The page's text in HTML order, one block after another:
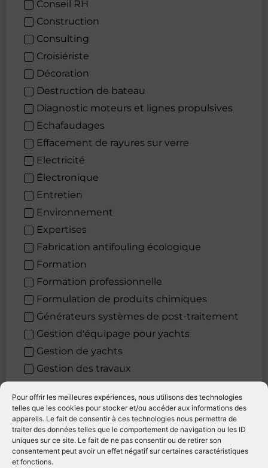
Pour offrir les meilleures expériences, nous utilisons des technologies
telles que les cookies pour stocker et/ou accéder aux informations des
appareils. Le fait de consentir à ces technologies nous permettra de
traiter des données telles que le comportement de navigation ou les ID
uniques sur ce site. Le fait de ne pas consentir ou de retirer son
consentement peut avoir un effet négatif sur certaines caractéristiques
et fonctions.
Conseil RH
Construction
Consulting
Croisiériste
Décoration
Destruction de bateau
Diagnostic moteurs et lignes propulsives
Echafaudages
Effacement de rayures sur verre
Electricité
Électronique
Entretien
Environnement
Expertises
Fabrication antifouling écologique
Formation
Formation professionnelle
Formulation de produits chimiques
Générateurs systèmes de post-traitement
Gestion d'équipage pour yachts
Gestion de yachts
Gestion des travaux
Gréement
Habillement yachting
Hydraulique
Hygiène
Impression